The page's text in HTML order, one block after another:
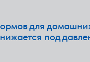
для
под